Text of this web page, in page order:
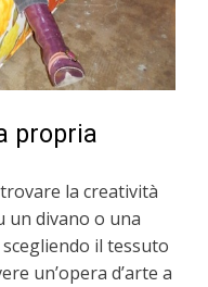
propria
la creatività
un divano o una
il tessuto
un’opera d’arte a